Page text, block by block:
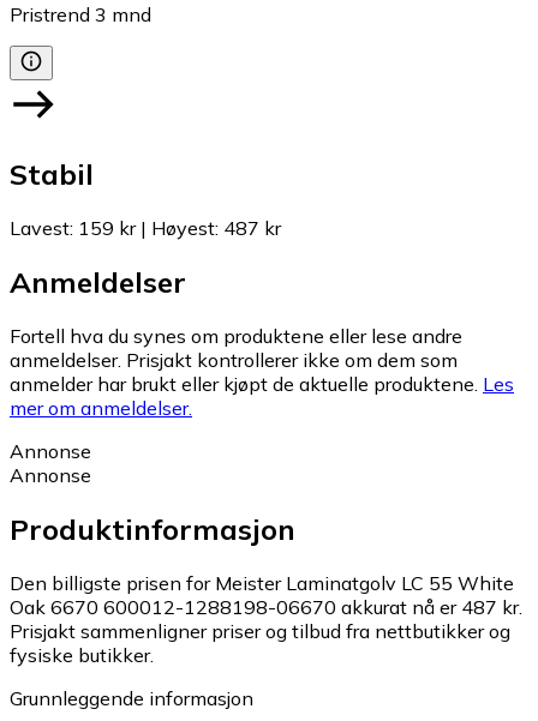
Pristrend 3 mnd
Stabil
Lavest: 159 kr| Høyest: 487 kr
Anmeldelser
Fortell hva du synes om produktene eller lese andre
anmeldelser. Prisjakt kontrollerer ikke om dem som
anmelder har brukt eller kjøpt de aktuelle produktene. Les
mer om anmeldelser.
Annonse
Annonse
Produktinformasjon
Den billigste prisen for Meister Laminatgolv LC 55 White
Oak 6670 600012-1288198-06670 akkurat nå er 487 kr.
Prisjakt sammenligner priser og tilbud fra nettbutikker og
fysiske butikker.
Grunnleggende informasjon